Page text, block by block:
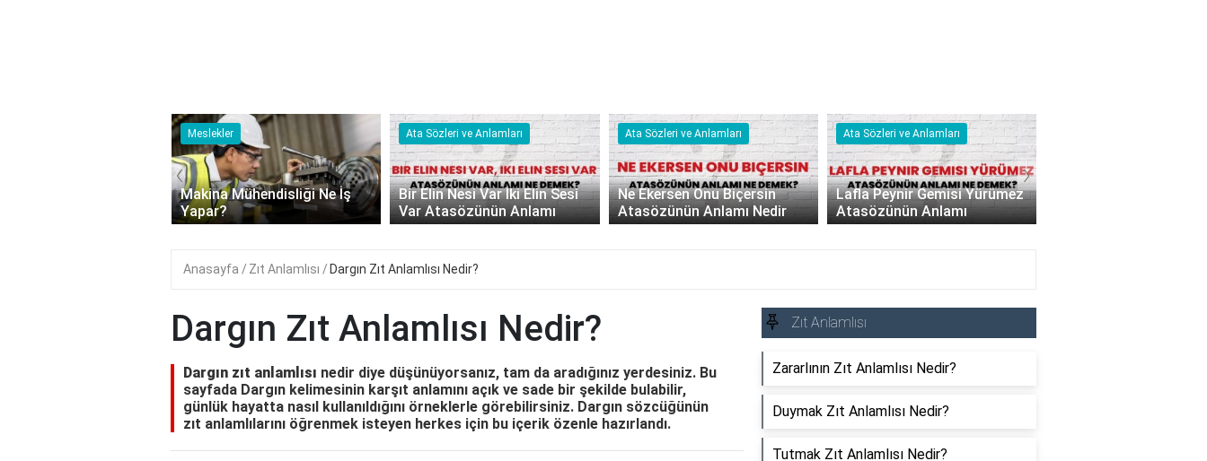
Meslekler
Makina Mühendisliği Ne İş
Yapar?
Ata Sözleri ve Anlamları
Bir Elin Nesi Var İki Elin Sesi
Var Atasözünün Anlamı
Ata Sözleri ve Anlamları
Ne Ekersen Onu Biçersin
Atasözünün Anlamı Nedir
Ata Sözleri ve Anlamları
Lafla Peynir Gemisi Yürümez
Atasözünün Anlamı
‹ ›
Anasayfa Zıt Anlamlısı Dargın Zıt Anlamlısı Nedir?
Dargın Zıt Anlamlısı Nedir?
Dargın zıt anlamlısı nedir diye düşünüyorsanız, tam da aradığınız yerdesiniz. Bu
sayfada Dargın kelimesinin karşıt anlamını açık ve sade bir şekilde bulabilir,
günlük hayatta nasıl kullanıldığını örneklerle görebilirsiniz. Dargın sözcüğünün
zıt anlamlılarını öğrenmek isteyen herkes için bu içerik özenle hazırlandı.
Zıt Anlamlısı
Zararlının Zıt Anlamlısı Nedir?
Duymak Zıt Anlamlısı Nedir?
Tutmak Zıt Anlamlısı Nedir?